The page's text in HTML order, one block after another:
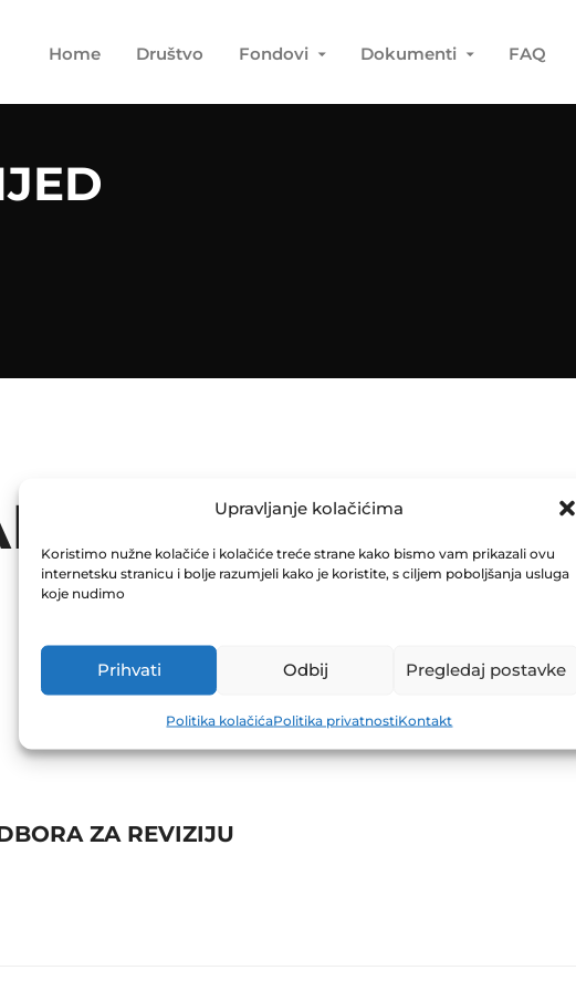
Upravljanje kolačićima
Koristimo nužne kolačiće i kolačiće treće strane kako bismo vam prikazali ovu
internetsku stranicu i bolje razumjeli kako je koristite, s ciljem poboljšanja usluga
koje nudimo
Prihvati Odbij Pregledaj postavke
Politika kolačićaPolitika privatnostiKontakt
Home Društvo Fondovi Dokumenti FAQ
31.07.2025
ZA REVIZIJU